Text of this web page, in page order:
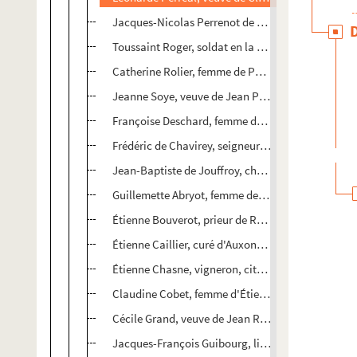
Jacques-Nicolas Perrenot de Granvelle de la
Toussaint Roger, soldat en la garnison de
Catherine Rolier, femme de Paris-Jean Fournier,
Jeanne Soye, veuve de Jean Prudhan et de
Françoise Deschard, femme de Jean Robbin,
Frédéric de Chavirey, seigneur de Vaucelle, la
Jean-Baptiste de Jouffroy, chanoine et grand
Guillemette Abryot, femme de noble Antoine-
Étienne Bouverot, prieur de Ruffey, chanoine de
Étienne Caillier, curé d'Auxon-Dessous
Étienne Chasne, vigneron, citoyen de Besançon
Claudine Cobet, femme d'Étienne Felzot,
Cécile Grand, veuve de Jean Roz, vigneron,
Jacques-François Guibourg, lieutenant du